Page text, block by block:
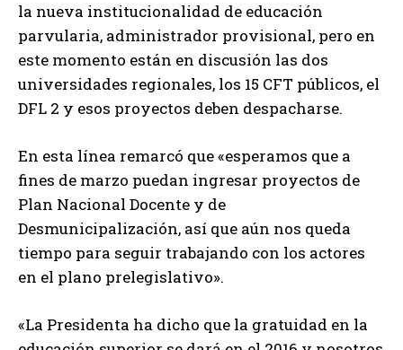
la nueva institucionalidad de educación
parvularia, administrador provisional, pero en
este momento están en discusión las dos
universidades regionales, los 15 CFT públicos, el
DFL 2 y esos proyectos deben despacharse.
En esta línea remarcó que «esperamos que a
fines de marzo puedan ingresar proyectos de
Plan Nacional Docente y de
Desmunicipalización, así que aún nos queda
tiempo para seguir trabajando con los actores
en el plano prelegislativo».
«La Presidenta ha dicho que la gratuidad en la